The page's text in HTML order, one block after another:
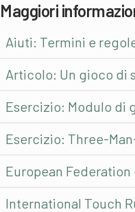
Maggiori
Aiuti: Termini e
Articolo: Un gioco di
Esercizio: Modulo di
Esercizio: Three-
European Federation
International Touch